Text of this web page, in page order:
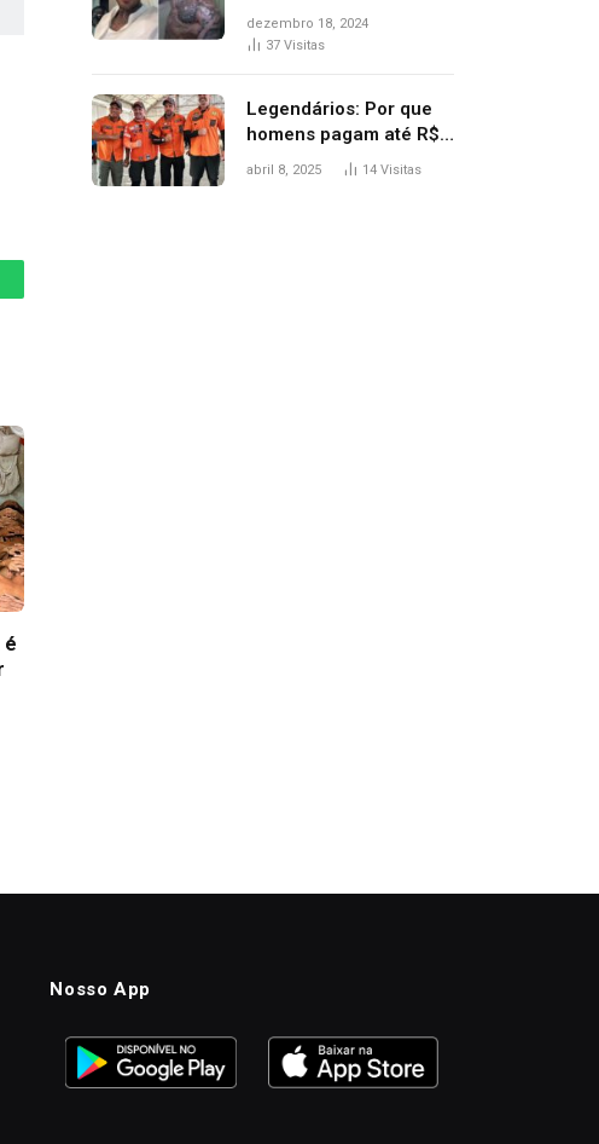
é
tomando banho, apaga
post e diz ‘foi mal’
dezembro 18, 2024
37 Visitas
Legendários: Por que
homens pagam até R$
81 mil para subir
abril 8, 2025 14 Visitas
Nosso App